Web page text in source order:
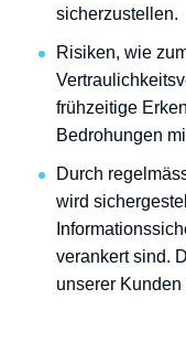
sicherzustellen.
Risiken, wie
frühzeitige
Bedrohungen
Durch
wird
verankert sind.
unserer